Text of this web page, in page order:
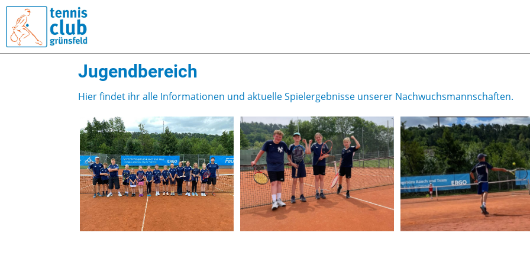
Jugendbereich
Hier findet ihr alle Informationen und aktuelle Spielergebnisse unserer Nachwuchsmannschaften.